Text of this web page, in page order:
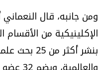
ومن جانبه، قال النعماني
الإكلينيكية من الأقسام
بنشر أكثر